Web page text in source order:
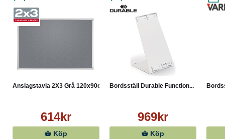
Anslagstavla 2X3 Grå 120x90cm
614kr
Köp
Bordsställ Durable Function...
969kr
Köp